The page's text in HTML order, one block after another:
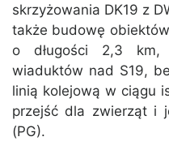
skrzyżowania DK19 z
także budowę
o długości 2,3 km,
wiaduktów nad S19,
linią kolejową w ciągu
przejść dla zwierząt i
(PG).